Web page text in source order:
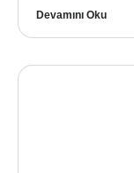
Devamını Oku